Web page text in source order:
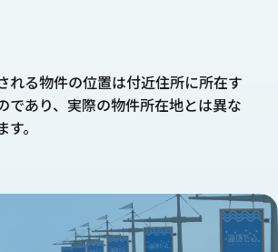
れる物件の位置は付近住所に所在す
であり、実際の物件所在地とは異な
。